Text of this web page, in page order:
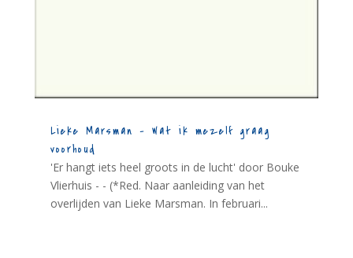
Lieke Marsman – Wat ik mezelf graag
voorhoud
'Er hangt iets heel groots in de lucht' door Bouke
Vlierhuis - - (*Red. Naar aanleiding van het
overlijden van Lieke Marsman. In februari...